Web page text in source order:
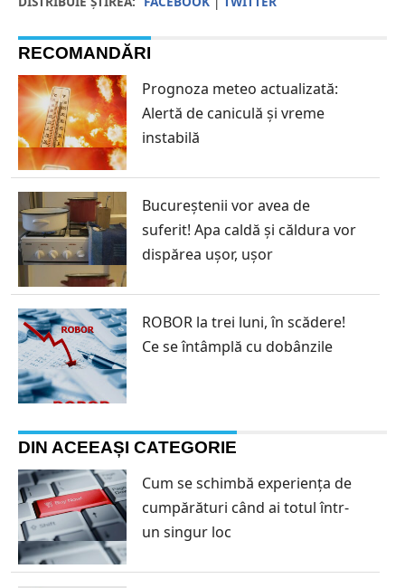
RECOMANDĂRI
Prognoza meteo actualizată:
Alertă de caniculă și vreme
instabilă
Bucureștenii vor avea de
suferit! Apa caldă și căldura vor
dispărea ușor, ușor
ROBOR la trei luni, în scădere!
Ce se întâmplă cu dobânzile
DIN ACEEAȘI CATEGORIE
Cum se schimbă experiența de
cumpărături când ai totul într-
un singur loc